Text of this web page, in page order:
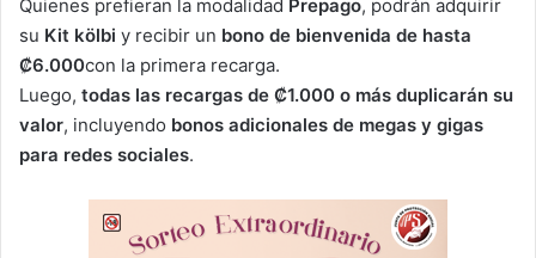
Quienes prefieran la modalidad Prepago, podrán adquirir
su Kit kölbi y recibir un bono de bienvenida de hasta
₡6.000con la primera recarga.
Luego, todas las recargas de ₡1.000 o más duplicarán su
valor, incluyendo bonos adicionales de megas y gigas
para redes sociales.